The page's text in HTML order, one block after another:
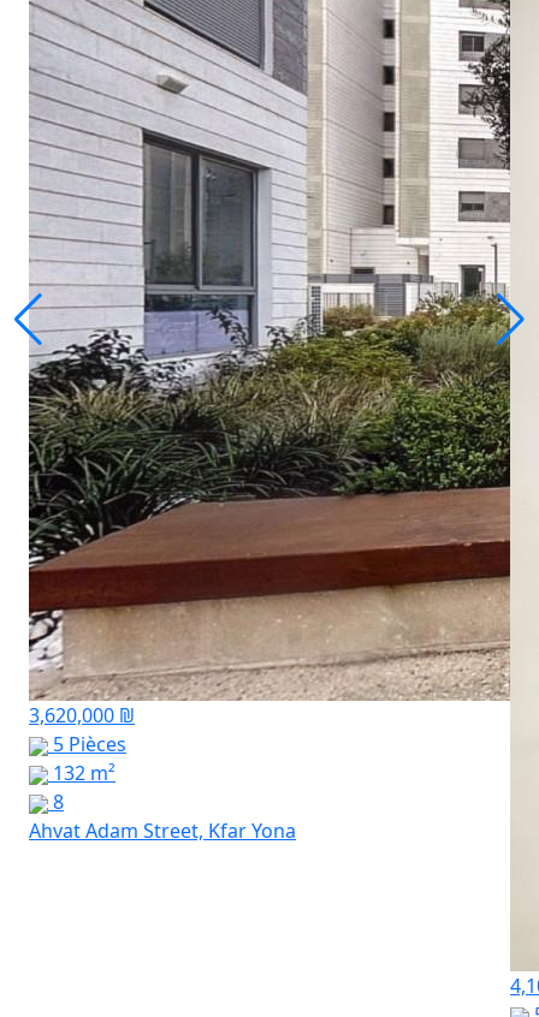
3,620,000 ₪
5 Pièces
132 m²
8
Ahvat Adam Street, Kfar Yona